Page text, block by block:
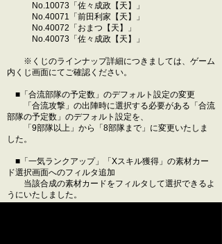
No.10073「佐々成政【天】」
No.40071「前田利家【天】」
No.40072「おまつ【天】」
No.40073「佐々成政【天】」
※くじのラインナップ詳細につきましては、ゲーム
内くじ画面にてご確認ください。
■「合流部隊の予定数」のデフォルト設定の変更
「合流攻撃」の出陣時に選択する必要がある「合流
部隊の予定数」のデフォルト設定を、
「9部隊以上」から「8部隊まで」に変更いたしま
した。
■「一気ランクアップ」「Xスキル獲得」の素材カー
ド選択画面へのフィルタ追加
当該合成の素材カードをフィルタして選択できるよ
うにいたしました。